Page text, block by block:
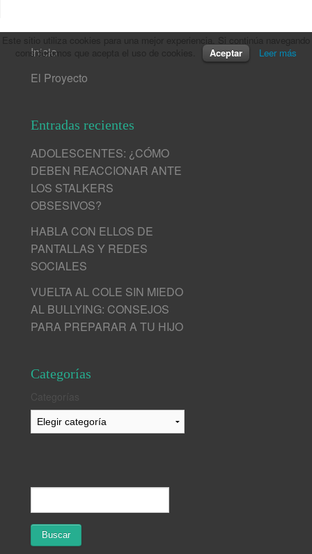
Inicio
El Proyecto
Entradas recientes
ADOLESCENTES: ¿CÓMO
DEBEN REACCIONAR ANTE
LOS STALKERS
OBSESIVOS?
HABLA CON ELLOS DE
PANTALLAS Y REDES
SOCIALES
VUELTA AL COLE SIN MIEDO
AL BULLYING: CONSEJOS
PARA PREPARAR A TU HIJO
Categorías
consideramos que acepta el uso de cookies.
Aceptar Leer más